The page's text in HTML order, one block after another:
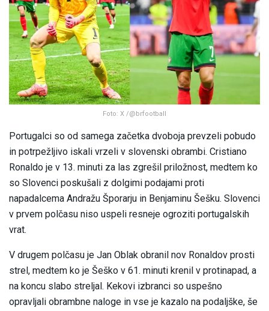
Foto: X /@brfootball
Portugalci so od samega začetka dvoboja prevzeli pobudo
in potrpežljivo iskali vrzeli v slovenski obrambi. Cristiano
Ronaldo je v 13. minuti za las zgrešil priložnost, medtem ko
so Slovenci poskušali z dolgimi podajami proti
napadalcema Andražu Šporarju in Benjaminu Šešku. Slovenci
v prvem polčasu niso uspeli resneje ogroziti portugalskih
vrat.
V drugem polčasu je Jan Oblak obranil nov Ronaldov prosti
strel, medtem ko je Šeško v 61. minuti krenil v protinapad, a
na koncu slabo streljal. Kekovi izbranci so uspešno
opravljali obrambne naloge in vse je kazalo na podaljške, še